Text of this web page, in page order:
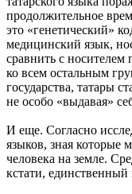
продолжительное
это «генетический»
медицинский язык,
сравнить с носителем
ко всем остальным
государства, татары
не особо «выдавая»
И еще. Согласно
языков, зная которые
человека на земле.
кстати,